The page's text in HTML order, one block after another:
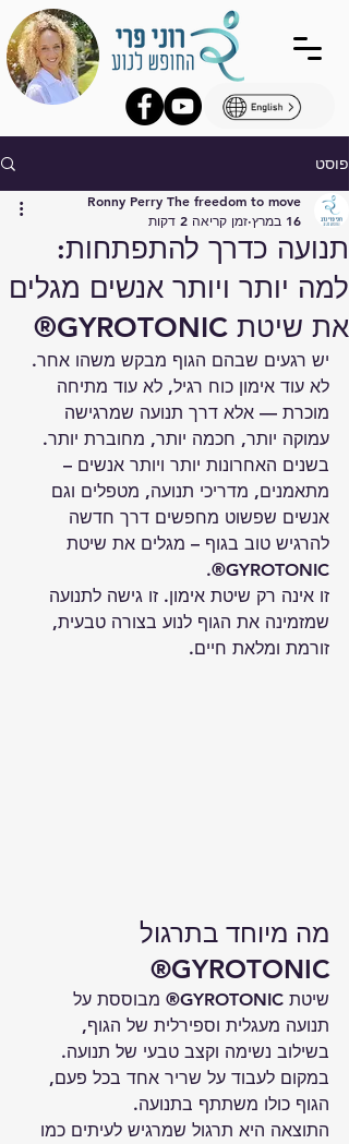
פוסט
תנועה כדרך להתפתחות:
למה יותר ויותר אנשים מגלים
את שיטת GYROTONIC®
Ronny Perry The freedom to move
16 במרץ
זמן קריאה 2 דקות
יש רגעים שבהם הגוף מבקש משהו אחר.
לא עוד אימון כוח רגיל, לא עוד מתיחה
מוכרת — אלא דרך תנועה שמרגישה
עמוקה יותר, חכמה יותר, מחוברת יותר.
בשנים האחרונות יותר ויותר אנשים –
מתאמנים, מדריכי תנועה, מטפלים וגם
אנשים שפשוט מחפשים דרך חדשה
להרגיש טוב בגוף – מגלים את שיטת
GYROTONIC®
.
זו אינה רק שיטת אימון. זו גישה לתנועה
שמזמינה את הגוף לנוע בצורה טבעית,
זורמת ומלאת חיים.
מה מיוחד בתרגול
GYROTONIC®
שיטת GYROTONIC®
מבוססת על
תנועה מעגלית וספירלית של הגוף,
בשילוב נשימה וקצב טבעי של תנועה.
במקום לעבוד על שריר אחד בכל פעם,
הגוף כולו משתתף בתנועה.
התוצאה היא תרגול שמרגיש לעיתים כמו